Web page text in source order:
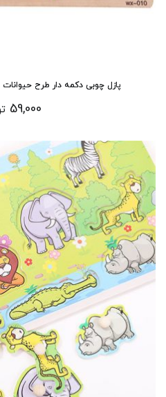
پازل چوبی دکمه دار طرح
59,000